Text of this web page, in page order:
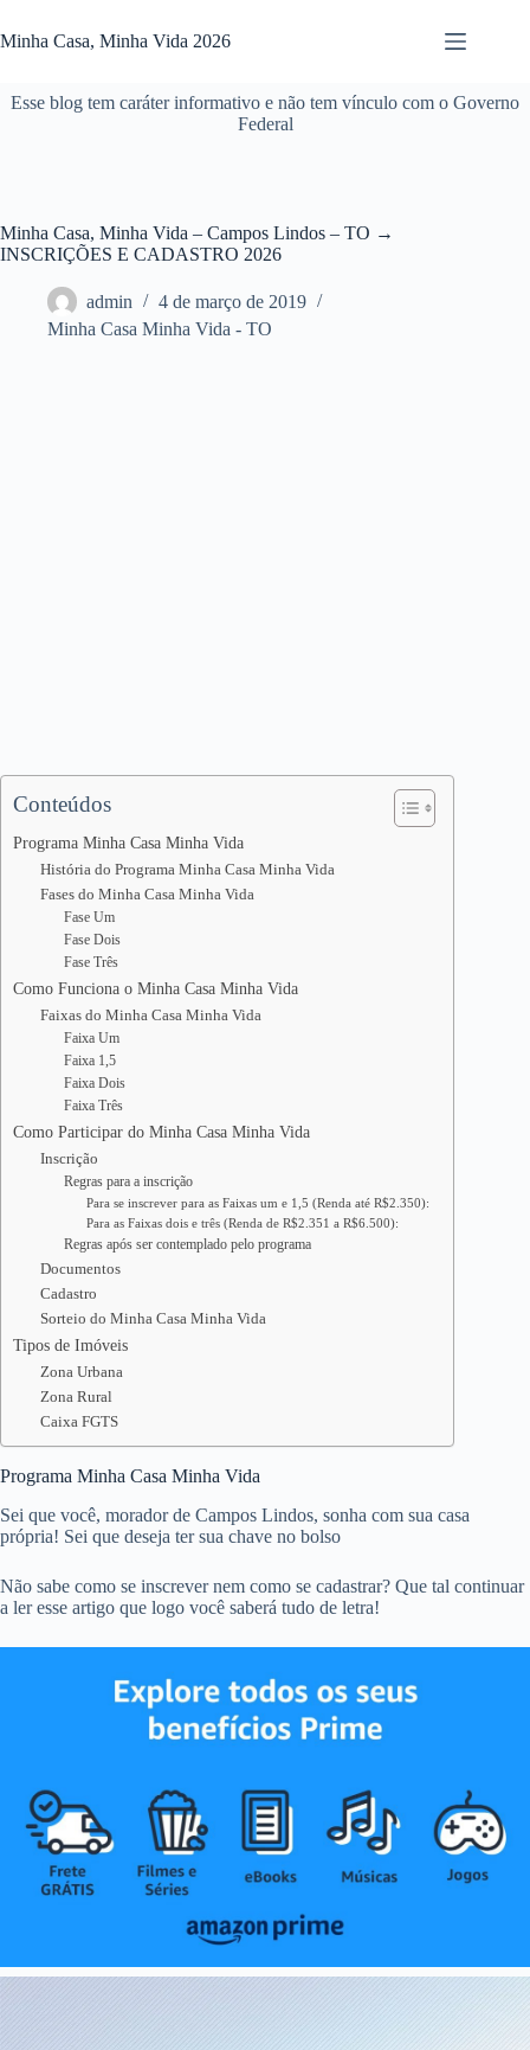
para
o
Minha Casa, Minha Vida 2026
Esse blog tem caráter informativo e não tem vínculo com o Governo
Federal
Minha Casa, Minha Vida – Campos Lindos – TO →
INSCRIÇÕES E CADASTRO 2026
admin
4 de março de 2019
Minha Casa Minha Vida - TO
Conteúdos
Programa Minha Casa Minha Vida
História do Programa Minha Casa Minha Vida
Fases do Minha Casa Minha Vida
Fase Um
Fase Dois
Fase Três
Como Funciona o Minha Casa Minha Vida
Faixas do Minha Casa Minha Vida
Faixa Um
Faixa 1,5
Faixa Dois
Faixa Três
Como Participar do Minha Casa Minha Vida
Inscrição
Regras para a inscrição
Para se inscrever para as Faixas um e 1,5 (Renda até R$2.350):
Para as Faixas dois e três (Renda de R$2.351 a R$6.500):
Regras após ser contemplado pelo programa
Documentos
Cadastro
Sorteio do Minha Casa Minha Vida
Tipos de Imóveis
Zona Urbana
Zona Rural
Caixa FGTS
Programa Minha Casa Minha Vida
Sei que você, morador de Campos Lindos, sonha com sua casa
própria! Sei que deseja ter sua chave no bolso
Não sabe como se inscrever nem como se cadastrar? Que tal continuar
a ler esse artigo que logo você saberá tudo de letra!